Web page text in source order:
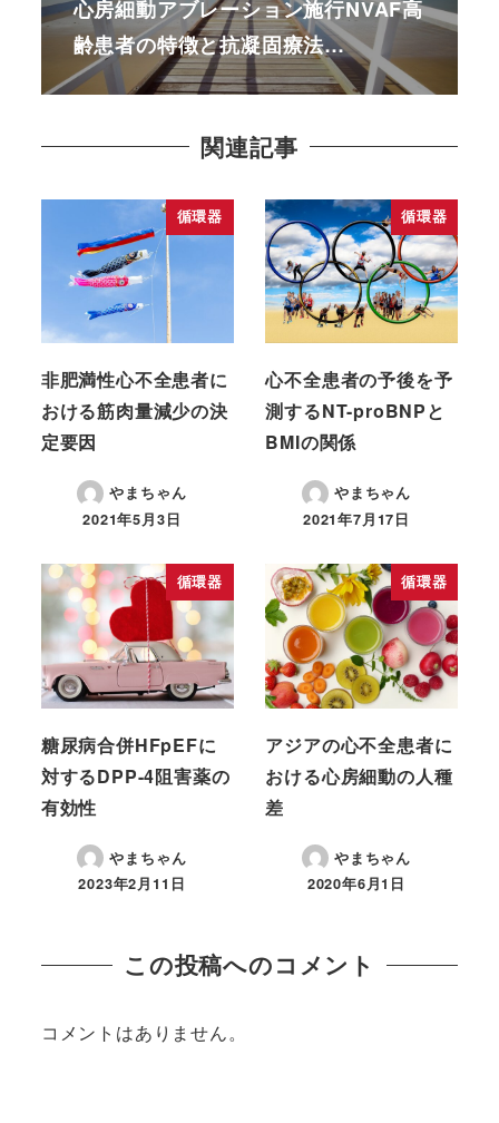
心房細動アブレーション施行NVAF高
齢患者の特徴と抗凝固療法…
関連記事
循環器
非肥満性心不全患者に
おける筋肉量減少の決
定要因
やまちゃん
2021年5月3日
循環器
心不全患者の予後を予
測するNT-proBNPと
BMIの関係
やまちゃん
2021年7月17日
循環器
糖尿病合併HFpEFに
対するDPP-4阻害薬の
有効性
やまちゃん
2023年2月11日
循環器
アジアの心不全患者に
おける心房細動の人種
差
やまちゃん
2020年6月1日
この投稿へのコメント
コメントはありません。